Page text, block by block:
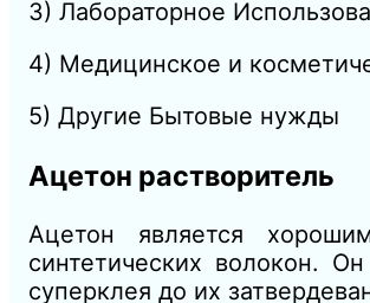
3) Лабораторное
4) Медицинское и
5) Другие Бытовые нужды
Ацетон растворитель
Ацетон является
синтетических волокон.
суперклея до их